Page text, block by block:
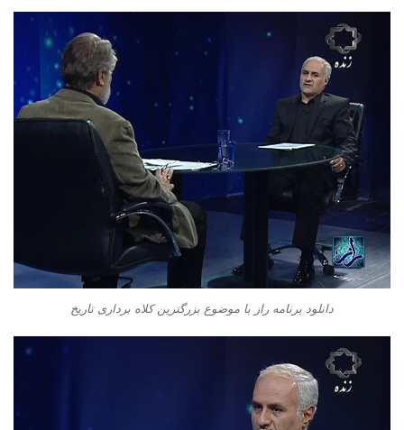
دانلود برنامه راز با موضوع بزرگترین کلاه برداری تاریخ